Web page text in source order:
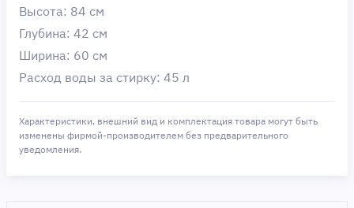
Высота: 84 см
Глубина: 42 см
Ширина: 60 см
Расход воды за стирку: 45 л
Характеристики, внешний вид и комплектация товара могут быть
изменены фирмой-производителем без предварительного
уведомления.